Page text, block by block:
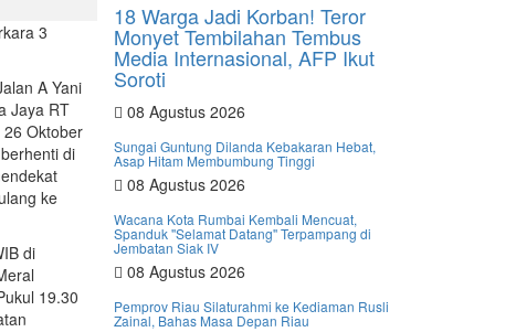
3
A Yani
Jaya RT
Oktober
di
ke
di
19.30
18 Warga Jadi Korban! Teror
Monyet Tembilahan Tembus
Media Internasional, AFP Ikut
Soroti
08 Agustus 2026
Sungai Guntung Dilanda Kebakaran Hebat,
Asap Hitam Membumbung Tinggi
08 Agustus 2026
Wacana Kota Rumbai Kembali Mencuat,
Spanduk ''Selamat Datang'' Terpampang di
Jembatan Siak IV
08 Agustus 2026
Pemprov Riau Silaturahmi ke Kediaman Rusli
Zainal, Bahas Masa Depan Riau